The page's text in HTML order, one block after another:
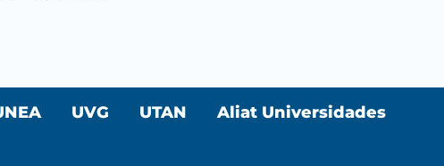
UVG UTAN Aliat Universidades